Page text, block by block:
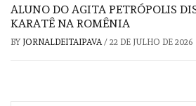
ALUNO DO AGITA PETRÓPOLIS
KARATÊ NA ROMÊNIA
BY JORNALDEITAIPAVA / 22 DE JULHO DE 2026